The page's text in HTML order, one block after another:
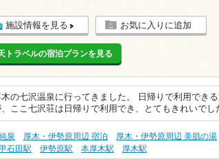
施設情報を見る お気に入りに追加
トラベルの宿泊プランを見る
の七沢温泉に行ってきました。 日帰りで利用でき
ここ七沢荘は日帰りで利用でき、とてもきれいで
泉 厚木・伊勢原周辺 宿泊
厚木・伊勢原周辺 美肌の湯
石田駅 伊勢原駅 本厚木駅 厚木駅